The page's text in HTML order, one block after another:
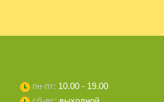
пн-пт: 10.00 - 19.00